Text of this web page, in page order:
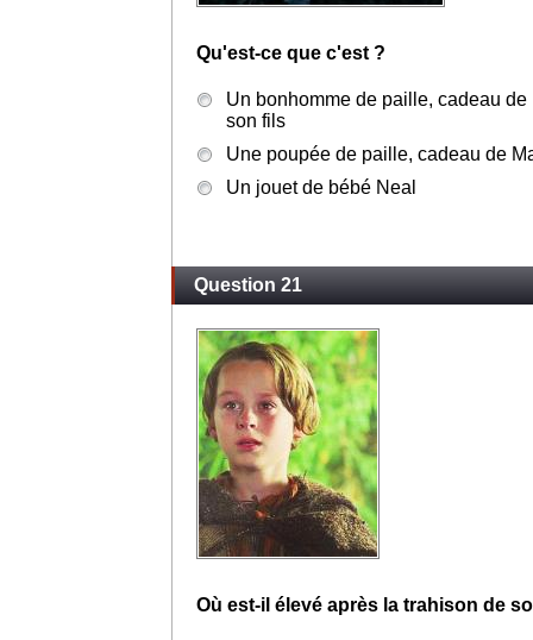
Qu'est-ce que c'est ?
Un bonhomme de paille, cadeau
son fils
Une poupée de paille, cadeau de
Un jouet de bébé Neal
Question 21
Où est-il élevé après la trahison de